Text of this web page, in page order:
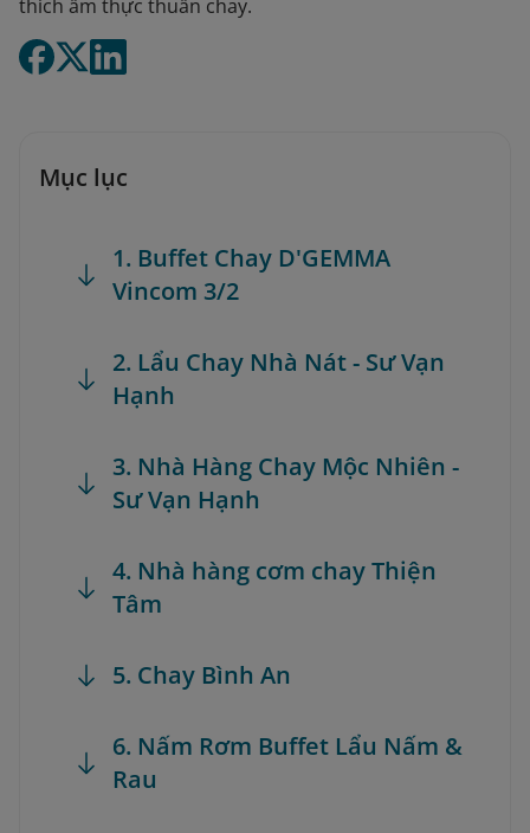
thích ẩm thực thuần chay.
Mục lục
1. Buffet Chay D'GEMMA
Vincom 3/2
2. Lẩu Chay Nhà Nát - Sư Vạn
Hạnh
3. Nhà Hàng Chay Mộc Nhiên -
Sư Vạn Hạnh
4. Nhà hàng cơm chay Thiện
Tâm
5. Chay Bình An
6. Nấm Rơm Buffet Lẩu Nấm &
Rau